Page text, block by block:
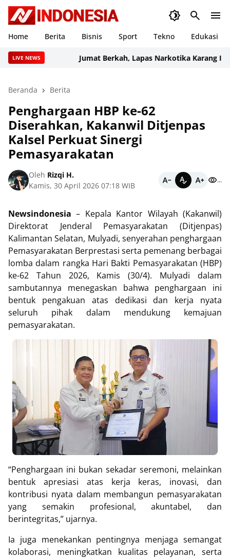
Home Berita Bisnis Sport Tekno Edukasi
LIVE NEWS Jumat Berkah, Lapas Narkotika Karang Intan
Beranda Berita
Penghargaan HBP ke-62
Diserahkan, Kakanwil Ditjenpas
Kalsel Perkuat Sinergi
Pemasyarakatan
Oleh Rizqi H.
Kamis, 30 April 2026 07:18 WIB
...
Newsindonesia – Kepala Kantor Wilayah (Kakanwil)
Direktorat Jenderal Pemasyarakatan (Ditjenpas)
Kalimantan Selatan, Mulyadi, senyerahan penghargaan
Pemasyarakatan Berprestasi serta pemenang berbagai
lomba dalam rangka Hari Bakti Pemasyarakatan (HBP)
ke-62 Tahun 2026, Kamis (30/4). Mulyadi dalam
sambutannya menegaskan bahwa penghargaan ini
bentuk pengakuan atas dedikasi dan kerja nyata
seluruh pihak dalam mendukung kemajuan
pemasyarakatan.
“Penghargaan ini bukan sekadar seremoni, melainkan
bentuk apresiasi atas kerja keras, inovasi, dan
kontribusi nyata dalam membangun pemasyarakatan
yang semakin profesional, akuntabel, dan
berintegritas,” ujarnya.
Ia juga menekankan pentingnya menjaga semangat
kolaborasi, meningkatkan kualitas pelayanan, serta